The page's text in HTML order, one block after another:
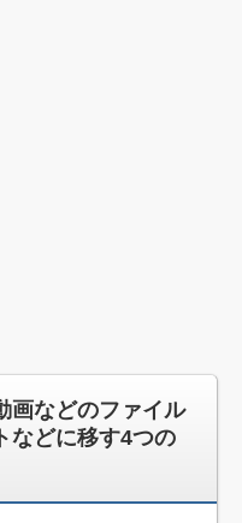
画などのファイル
などに移す4つの